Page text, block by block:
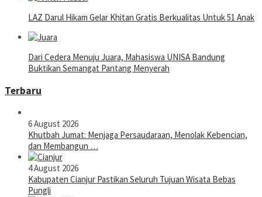
LAZ Darul Hikam Gelar Khitan Gratis Berkualitas Untuk 51 Anak
Dari Cedera Menuju Juara, Mahasiswa UNISA Bandung
Buktikan Semangat Pantang Menyerah
Terbaru
6 August 2026
Khutbah Jumat: Menjaga Persaudaraan, Menolak Kebencian,
dan Membangun …
4 August 2026
Kabupaten Cianjur Pastikan Seluruh Tujuan Wisata Bebas
Pungli